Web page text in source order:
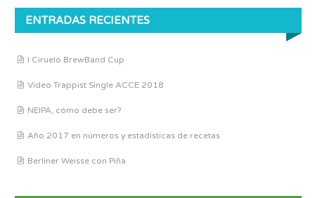
ENTRADAS RECIENTES
I Ciruelo BrewBand Cup
Vídeo Trappist Single ACCE 2018
NEIPA, cómo debe ser?
Año 2017 en números y estadísticas de recetas
Berliner Weisse con Piña